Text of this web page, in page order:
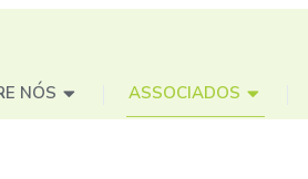
NÓS ASSOCIADOS